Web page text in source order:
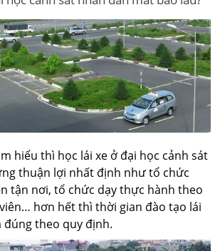
hiểu thì học lái xe ở đại học cảnh sát
thuận lợi nhất định như tổ chức
tận nơi, tổ chức dạy thực hành theo
hơn hết thì thời gian đào tạo lái
theo quy định.